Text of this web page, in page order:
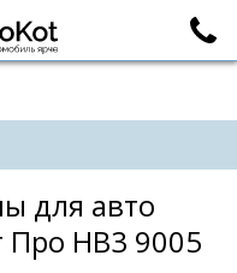
для авто
Про HB3 9005